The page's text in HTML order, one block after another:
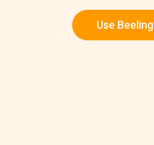
Use